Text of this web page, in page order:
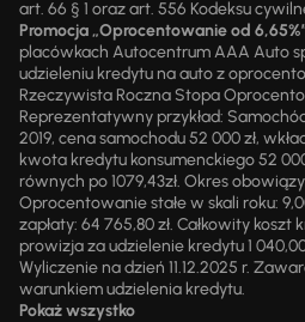
art. 66 § 1 oraz art. 556 Kodeksu
Promocja „Oprocentowanie od
placówkach Autocentrum AAA Auto
udzieleniu kredytu na auto z
Rzeczywista Roczna Stopa
Reprezentatywny przykład:
2019, cena samochodu 52 000 zł,
kwota kredytu konsumenckiego 52
równych po 1079,43zł. Okres
Oprocentowanie stałe w skali roku:
zapłaty: 64 765,80 zł. Całkowity koszt
prowizja za udzielenie kredytu 1 040,00
Wyliczenie na dzień 11.12.2025 r.
warunkiem udzielenia kredytu.
Pokaż wszystko